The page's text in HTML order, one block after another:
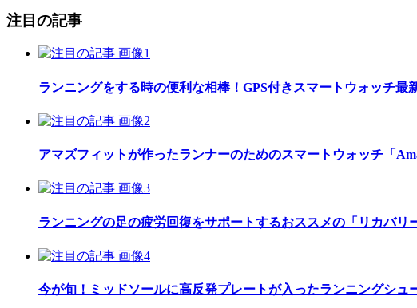
注目の記事
ランニングをする時の便利な相棒！GPS付きスマートウォッチ最
アマズフィットが作ったランナーのためのスマートウォッチ「
ランニングの足の疲労回復をサポートするおススメの「リカバリ
今が旬！ミッドソールに高反発プレートが入ったランニングシュ